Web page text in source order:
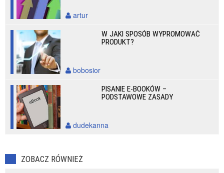
artur
W JAKI SPOSÓB WYPROMOWAĆ
PRODUKT?
bobosior
PISANIE E-BOOKÓW –
PODSTAWOWE ZASADY
dudekanna
ZOBACZ RÓWNIEŻ